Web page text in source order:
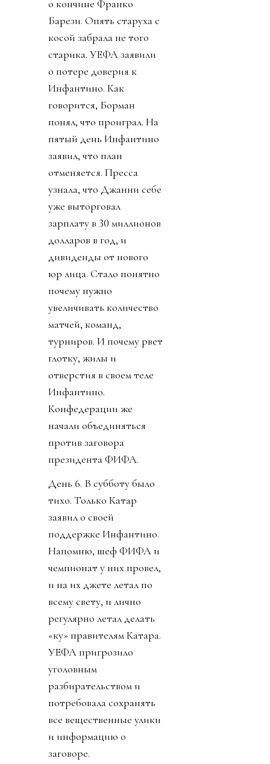
дня Карлос Кордейро,
один из главных
соратников Инфантино,
человек из Goldman
Sachs, подал в отставку.
Карлос подчеркнул, что
ничего не знал о плане и
что план приватизации
футбола вреден и
должен быть отвергнут.
Политики уровня
премьер-министра
Великобритании
заявляют о
необходимости убрать
Инфантино из ФИФА.
День 5. Пришли новости
о кончине Франко
Барези. Опять старуха с
косой забрала не того
старика. УЕФА заявили
о потере доверия к
Инфантино. Как
отменяется. Пресса
узнала, что Джанни себе
зарплату в 30 миллионов
долларов в год, и
юр лица. Стало понятно